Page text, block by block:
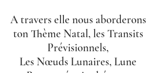
A travers elle nous aborderons
ton Thème Natal, les Transits
Prévisionnels,
Les Nœuds Lunaires, Lune